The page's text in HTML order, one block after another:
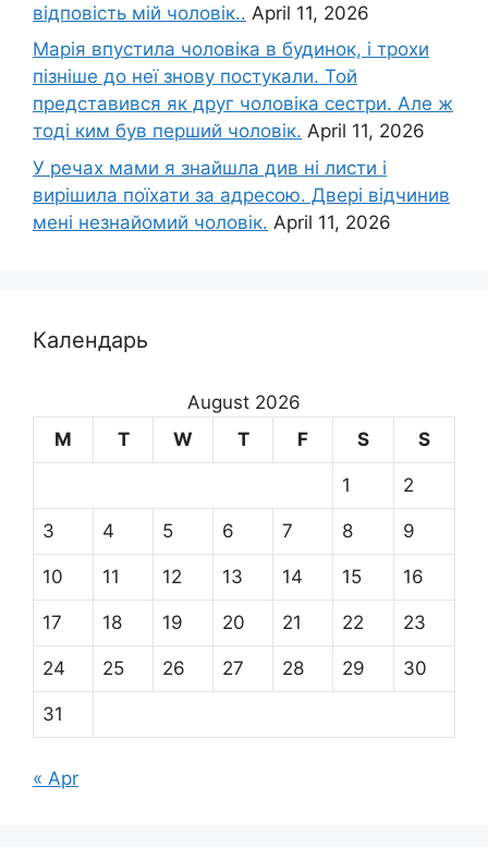
відповість мій чоловік.. April 11, 2026
Марія впустила чоловіка в будинок, і трохи
пізніше до неї знову постукали. Той
представився як друг чоловіка сестри. Але ж
тоді ким був перший чоловік. April 11, 2026
У речах мами я знайшла див ні листи і
вирішила поїхати за адресою. Двері відчинив
мені незнайомий чоловік. April 11, 2026
Календарь
August 2026
M
T W T F S S
1 2
3 4 5 6 7 8 9
10 11 12 13 14 15 16
17 18 19 20 21 22 23
24 25 26 27 28 29 30
31
« Apr